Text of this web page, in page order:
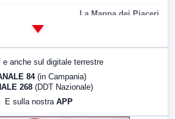
La Mappa dei Piaceri
e anche sul digitale terrestre
84 (in Campania)
268 (DDT Nazionale)
E sulla nostra APP